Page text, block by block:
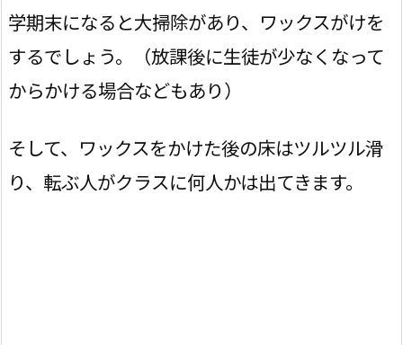
学期末になると大掃除があり、ワックスがけを
するでしょう。（放課後に生徒が少なくなって
からかける場合などもあり）
そして、ワックスをかけた後の床はツルツル滑
り、転ぶ人がクラスに何人かは出てきます。